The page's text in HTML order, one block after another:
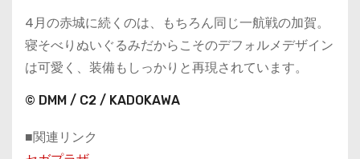
4月の赤城に続くのは、もちろん同じ一航戦の加賀。
寝そべりぬいぐるみだからこそのデフォルメデザイン
は可愛く、装備もしっかりと再現されています。
© DMM / C2 / KADOKAWA
■関連リンク